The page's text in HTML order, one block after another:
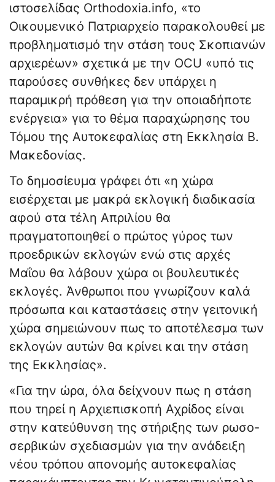
ιστοσελίδας Orthodoxia.info, «το
Οικουμενικό Πατριαρχείο παρακολουθεί με
προβληματισμό την στάση τους Σκοπιανών
αρχιερέων» σχετικά με την OCU «υπό τις
παρούσες συνθήκες δεν υπάρχει η
παραμικρή πρόθεση για την οποιαδήποτε
ενέργεια» για το θέμα παραχώρησης του
Τόμου της Αυτοκεφαλίας στη Εκκλησία Β.
Μακεδονίας.
Το δημοσίευμα γράφει ότι «η χώρα
εισέρχεται με μακρά εκλογική διαδικασία
αφού στα τέλη Απριλίου θα
πραγματοποιηθεί ο πρώτος γύρος των
προεδρικών εκλογών ενώ στις αρχές
Μαΐου θα λάβουν χώρα οι βουλευτικές
εκλογές. Άνθρωποι που γνωρίζουν καλά
πρόσωπα και καταστάσεις στην γειτονική
χώρα σημειώνουν πως το αποτέλεσμα των
εκλογών αυτών θα κρίνει και την στάση
της Εκκλησίας».
«Για την ώρα, όλα δείχνουν πως η στάση
που τηρεί η Αρχιεπισκοπή Αχρίδος είναι
στην κατεύθυνση της στήριξης των ρωσo-
σερβικών σχεδιασμών για την ανάδειξη
νέου τρόπου απονομής αυτοκεφαλίας